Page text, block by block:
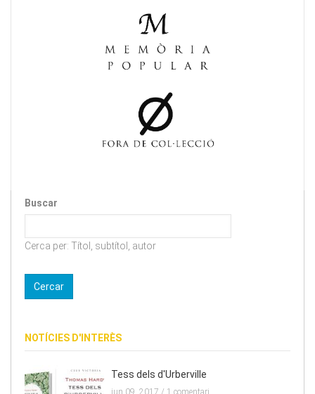
Buscar
Cerca per: Títol, subtítol, autor
NOTÍCIES D'INTERÈS
Tess dels d'Urberville